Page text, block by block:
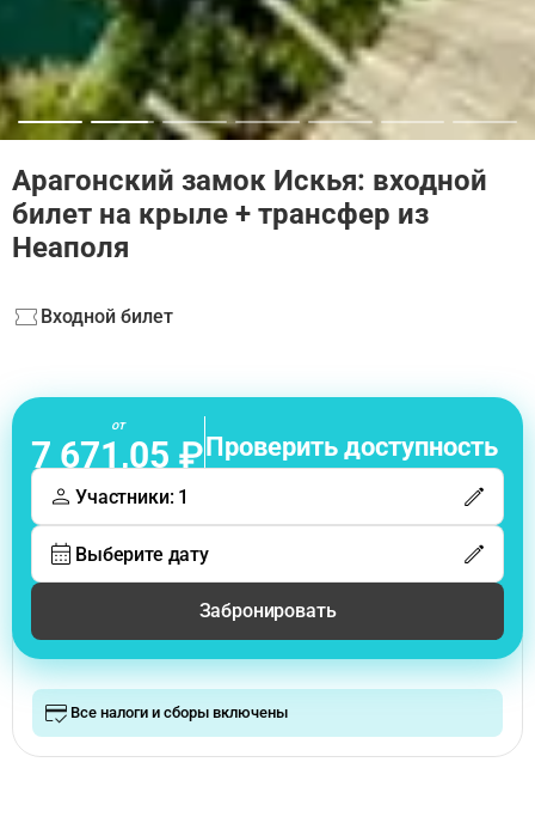
Арагонский замок Искья: входной
билет на крыле + трансфер из
Неаполя
Входной билет
от
7 671,05 ₽Проверить доступность
Участники: 1
Выберите дату
Забронировать
Все налоги и сборы включены